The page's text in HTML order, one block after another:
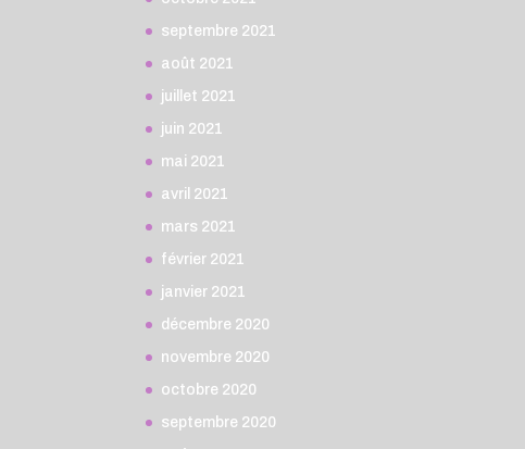
septembre 2021
août 2021
juillet 2021
juin 2021
mai 2021
avril 2021
mars 2021
février 2021
janvier 2021
décembre 2020
novembre 2020
octobre 2020
septembre 2020